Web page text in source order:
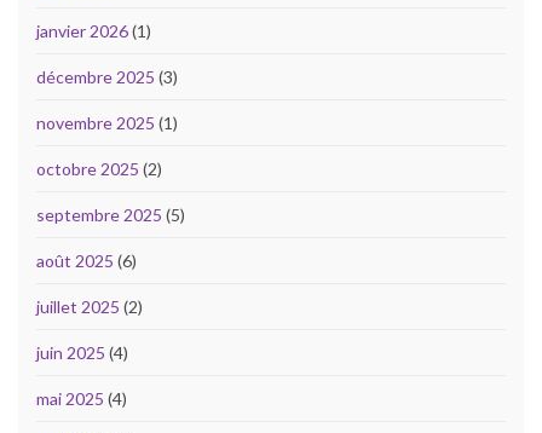
janvier 2026(1)
décembre 2025 (3)
novembre 2025 (1)
octobre 2025 (2)
septembre 2025 (5)
août 2025 (6)
juillet 2025 (2)
juin 2025 (4)
mai 2025 (4)